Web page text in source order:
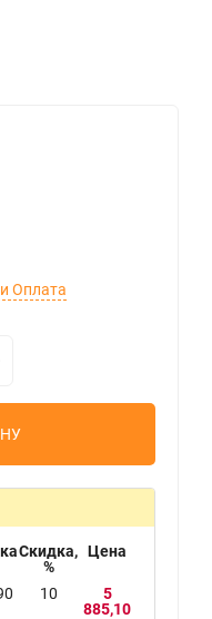
Оплата
Скидка,
%
Цена
10
5
885,10